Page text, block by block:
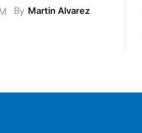
By Martin Alvarez